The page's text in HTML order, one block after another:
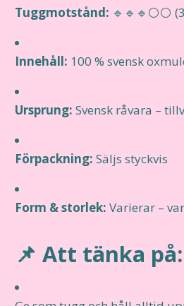
Tuggmotstånd: 🔹🔹🔹⚪⚪
Innehåll: 100 % svensk
Ursprung: Svensk råvara –
Förpackning: Säljs styckvis
Form & storlek: Varierar –
📌 Att tänka på: